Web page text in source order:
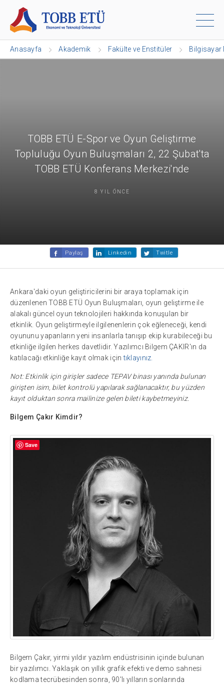
Anasayfa Akademik Fakülte ve Enstitüler Bilgisayar
TOBB ETÜ E-Spor ve Oyun Geliştirme
Topluluğu Oyun Buluşmaları 2, 22 Şubat'ta
TOBB ETÜ Konferans Merkezi'nde
8 YIL ÖNCE
Paylaş Linkedin Twitle
Ankara'daki oyun geliştiricilerini bir araya toplamak için
düzenlenen TOBB ETÜ Oyun Buluşmaları, oyun geliştirme ile
alakalı güncel oyun teknolojileri hakkında konuşulan bir
etkinlik. Oyun geliştirmeyle ilgilenenlerin çok eğleneceği, kendi
oyununu yapanların yeni insanlarla tanışıp ekip kurabileceği bu
etkinliğe ilgilen herkes davetlidir. Yazılımcı Bilgem ÇAKIR'ın da
katılacağı etkinliğe kayıt olmak içintıklayınız.
Not: Etkinlik için girişler sadece TEPAV binası yanında bulunan
girişten isim, bilet kontrolü yapılarak sağlanacaktır, bu yüzden
kayıt olduktan sonra mailinize gelen bileti kaybetmeyiniz.
Bilgem Çakır Kimdir?
Bilgem Çakır, yirmi yıldır yazılım endüstrisinin içinde bulunan
bir yazılımcı. Yaklaşık on yıllık grafik efekti ve demo sahnesi
kodlama tecrübesinden sonra, 90'lı yılların sonlarında
Save